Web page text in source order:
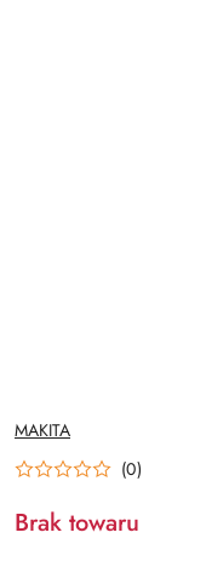
NAZWA
PRODUCENTA:
MAKITA
(0)
Brak towaru